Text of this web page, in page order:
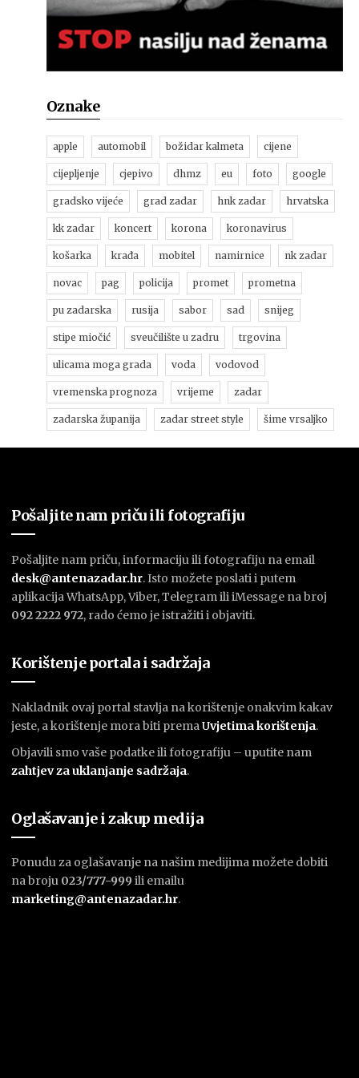
Oznake
apple automobil božidar kalmeta cijene
cijepljenje cjepivo dhmz eu foto google
gradsko vijeće grad zadar hnk zadar hrvatska
kk zadar koncert korona koronavirus
košarka krađa mobitel namirnice nk zadar
novac pag policija promet prometna
pu zadarska rusija sabor sad snijeg
stipe miočić sveučilište u zadru trgovina
ulicama moga grada voda vodovod
vremenska prognoza vrijeme zadar
zadarska županija zadar street style šime vrsaljko
Pošaljite nam priču ili fotografiju
Pošaljite nam priču, informaciju ili fotografiju na email
desk@antenazadar.hr. Isto možete poslati i putem
aplikacija WhatsApp, Viber, Telegram ili iMessage na broj
092 2222 972, rado ćemo je istražiti i objaviti.
Korištenje portala i sadržaja
Nakladnik ovaj portal stavlja na korištenje onakvim kakav
jeste, a korištenje mora biti premaUvjetima korištenja.
Objavili smo vaše podatke ili fotografiju – uputite nam
zahtjev za uklanjanje sadržaja.
Oglašavanje i zakup medija
Ponudu za oglašavanje na našim medijima možete dobiti
na broju 023/777-999 ili emailu
marketing@antenazadar.hr.